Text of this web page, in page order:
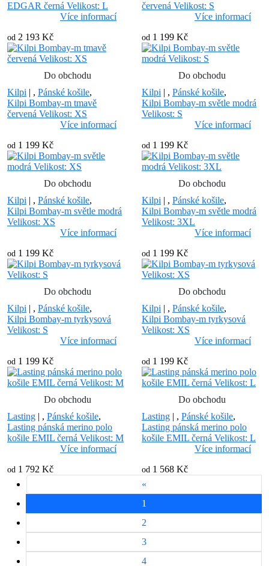
EDGAR černá Velikost: L
Více informací
od 2 193 Kč
červená Velikost: S
Více informací
od 1 199 Kč
Do obchodu
Kilpi | , Pánské košile,
Kilpi Bombay-m tmavě
červená Velikost: XS
Více informací
od 1 199 Kč
Do obchodu
Kilpi | , Pánské košile,
Kilpi Bombay-m světle modrá
Velikost: S
Více informací
od 1 199 Kč
Do obchodu
Kilpi | , Pánské košile,
Kilpi Bombay-m světle modrá
Velikost: XS
Více informací
od 1 199 Kč
Do obchodu
Kilpi | , Pánské košile,
Kilpi Bombay-m světle modrá
Velikost: 3XL
Více informací
od 1 199 Kč
Do obchodu
Kilpi | , Pánské košile,
Kilpi Bombay-m tyrkysová
Velikost: S
Více informací
od 1 199 Kč
Do obchodu
Kilpi | , Pánské košile,
Kilpi Bombay-m tyrkysová
Velikost: XS
Více informací
od 1 199 Kč
Do obchodu
Lasting | , Pánské košile,
Lasting pánská merino polo
košile EMIL černá Velikost: M
Více informací
od 1 792 Kč
Do obchodu
Lasting | , Pánské košile,
Lasting pánská merino polo
košile EMIL černá Velikost: L
Více informací
od 1 568 Kč
«
1
2
3
4